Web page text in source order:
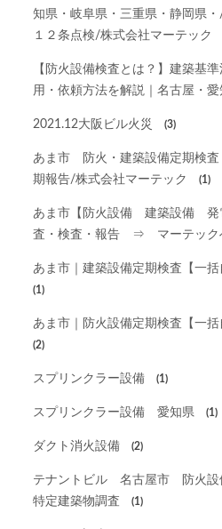
知県・岐阜県・三重県・静岡県
１２条点検/株式会社マーテック
【防火設備検査とは？】建築基
用・依頼方法を解説｜名古屋・
2021.12大阪ビル火災 (3)
あま市 防火・建築設備定期検査
期報告/株式会社マーテック
(1)
あま市【防火設備 建築設備 発
査・検査・報告 ⇒ マーテック
あま市｜建築設備定期検査【一
(1)
あま市｜防火設備定期検査【一
(2)
スプリンクラー設備 (1)
スプリンクラー設備 愛知県 (1)
ダクト消火設備 (2)
テナントビル 名古屋市 防火
特定建築物調査
(1)